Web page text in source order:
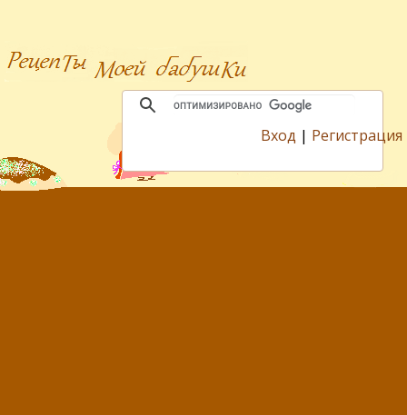
Вход | Регистрация